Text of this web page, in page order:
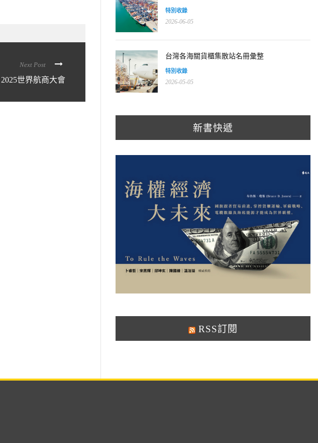
Next Post
2025世界航商大會
特別收錄
2026-06-05
台灣各海關貨櫃集散站名冊彙整
特別收錄
2026-05-05
新書快遞
RSS訂閱